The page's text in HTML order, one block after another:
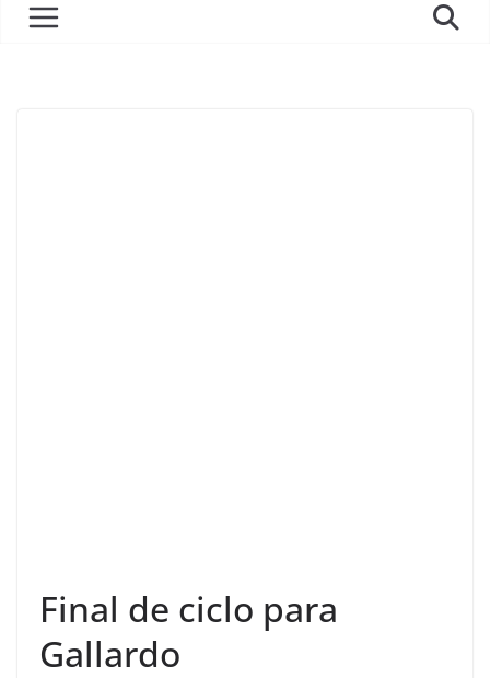
Final de ciclo para
Gallardo